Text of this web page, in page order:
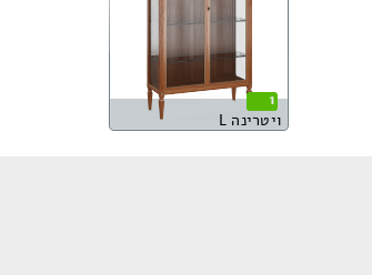
1
ויטרינה L